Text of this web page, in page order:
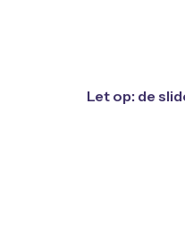
Let op: de